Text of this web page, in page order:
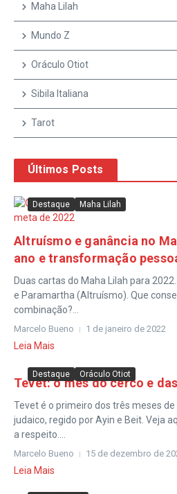
Maha Lilah
Mundo Z
Oráculo Otiot
Sibila Italiana
Tarot
Últimos Posts
Destaque Maha Lilah
Altruísmo e ganância no
ano e transformação
Duas cartas do Maha Lilah para
e Paramartha (Altruísmo). Que
combinação?...
Marcelo Bueno 1 de janeiro de 2022
Leia Mais
Destaque Oráculo Otiot
Tevet: o mês do cerco e
Tevet é o primeiro dos três meses
judaico, regido por Ayin e Beit. Veja
a respeito....
Marcelo Bueno 15 de dezembro de
Leia Mais